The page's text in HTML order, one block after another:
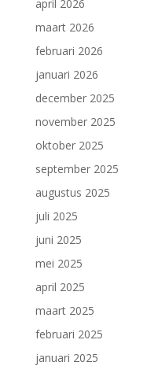
april 2026
maart 2026
februari 2026
januari 2026
december 2025
november 2025
oktober 2025
september 2025
augustus 2025
juli 2025
juni 2025
mei 2025
april 2025
maart 2025
februari 2025
januari 2025